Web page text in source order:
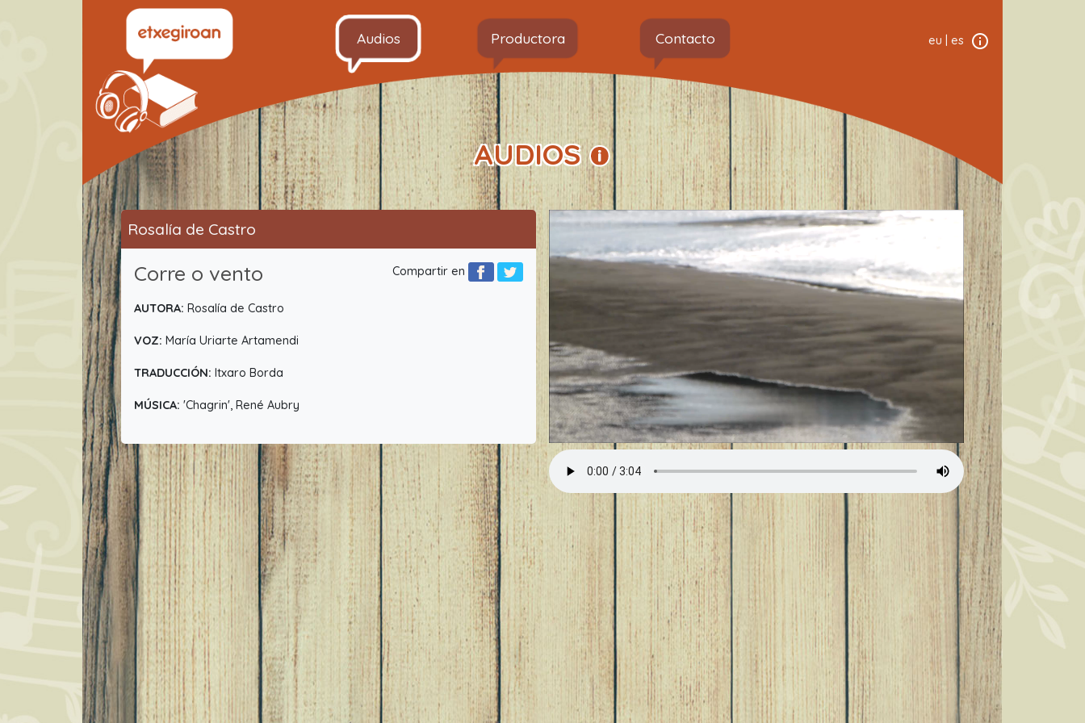
Audios Productora Contacto eu es
AUDIOS
Rosalía de Castro
Compartir en
Corre o vento
AUTORA: Rosalía de Castro
VOZ: María Uriarte Artamendi
TRADUCCIÓN: Itxaro Borda
MÚSICA: 'Chagrin', René Aubry